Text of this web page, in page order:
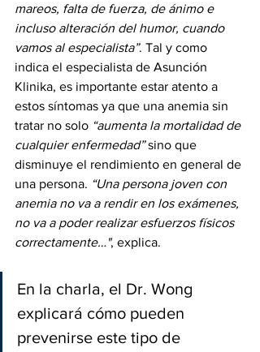
mareos, falta de fuerza, de ánimo e
incluso alteración del humor, cuando
vamos al especialista”. Tal y como
indica el especialista de Asunción
Klinika, es importante estar atento a
estos síntomas ya que una anemia sin
tratar no solo “aumenta la mortalidad de
cualquier enfermedad” sino que
disminuye el rendimiento en general de
una persona. “Una persona joven con
anemia no va a rendir en los exámenes,
no va a poder realizar esfuerzos físicos
correctamente…", explica.
En la charla, el Dr. Wong
explicará cómo pueden
prevenirse este tipo de